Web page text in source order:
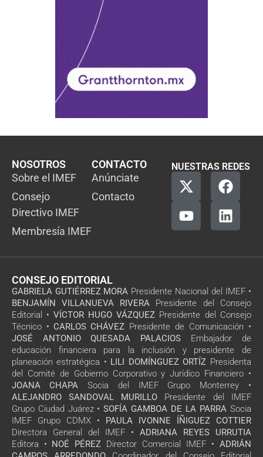
NOSOTROS
Sobre el IMEF
Consejo
Directivo IMEF
Membresía IMEF
CONTACTO
Anúnciate
Contacto
NUESTRAS REDES
CONSEJO EDITORIAL
GABRIELA GUTIÉRREZ MORA Presidente Nacional del IMEF •
BENJAMÍN VILLANUEVA RIVERA Presidente del Consejo
Editorial • VÍCTOR HUGO VÁZQUEZ Presidente del Consejo
Técnico • CARLOS CHÁVEZ Presidente de Comunicación •
JOSÉ ANTONIO QUESADA PALACIOS Embajador de
educación financiera para la inclusión y presidente de
planeación estratégica • LILI DOMÍNGUEZ ORTÍZ Presidenta
del Comité de Gobierno Corporativo y Jurídico Financiero •
JOANA CHAPA Socia del IMEF Grupo Monterrey •
ALEJANDRO SANDOVAL MURILLO Presidente del IMEF
Grupo Ciudad Juárez • SOFÍA GAMBOA DE LA PARRA Socia
IMEF Grupo CDMX • PAULA IVONNE ÍÑIGUEZ COTTIER
Directora General del IMEF • ADRIANA REYES URRUTIA
Editora • NOÉ PÉREZ Director Comercial IMEF • ADRIÁN